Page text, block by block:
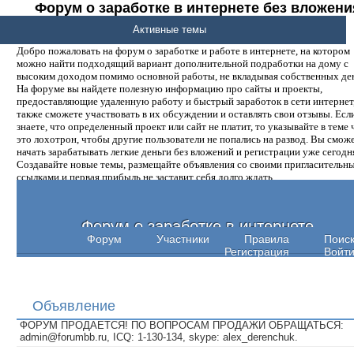
Форум о заработке в интернете без
денег.
Добро пожаловать на форум о заработке и работе в интернете, на котором
можно найти подходящий вариант дополнительной подработки на дому с
высоким доходом помимо основной работы, не вкладывая собственных
На форуме вы найдете полезную информацию про сайты и проекты,
предоставляющие удаленную работу и быстрый заработок в сети
также сможете участвовать в их обсуждении и оставлять свои отзывы.
знаете, что определенный проект или сайт не платит, то указывайте в теме
это лохотрон, чтобы другие пользователи не попались на развод. Вы
начать зарабатывать легкие деньги без вложений и регистрации уже
Создавайте новые темы, размещайте объявления со своими
ссылками и первая прибыль не заставит себя долго ждать.
Форум о заработке в интернете
Форум Участники Правила
Поиск
Регистрация
Войти
Активные темы
Объявление
ФОРУМ ПРОДАЕТСЯ! ПО ВОПРОСАМ ПРОДАЖИ ОБРАЩАТЬСЯ:
admin@forumbb.ru, ICQ: 1-130-134, skype: alex_derenchuk.